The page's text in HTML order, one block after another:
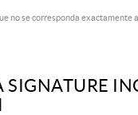
no se corresponda exactamente
SIGNATURE